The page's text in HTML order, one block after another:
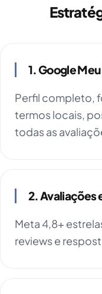
1. Google
Perfil completo,
termos locais,
todas as
2. Avaliações
Meta 4,8+
reviews e